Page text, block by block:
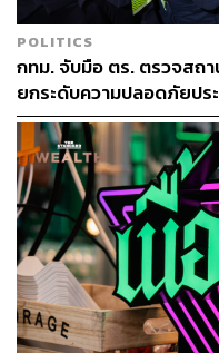
SIWILAI RADICAL
Marche’ Thonglor ถ้าใ
ทางที่จะมองไม่เห็น เพรา
จนดึกดื่น เนื่องจากเป็นทั้
โก้เธค
เราชอบการออกแบบ เพร
ทำเฟอร์นิเจอร์ เช่น ถาด
ทำให้เฉพาะร้านนี้ร้านเดี
ตันเลยทีเดียว แถมบรรย
ทั้งโซนโต๊ะอาหารและเค
ใหญ่ที่เป็นแรร์ไอเท็มให้นั่
1975 ที่มีเพียง 10 ตัวบนโ
POLITICS
กทม. จับมือ ตร. ตรวจสถ
ยกระดับความปลอดภัยปร